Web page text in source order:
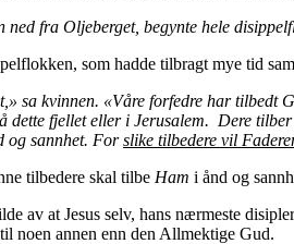
fra Oljeberget, begynte hele
som hadde tilbragt mye tid
sa kvinnen. «Våre forfedre har tilbedt
dette fjellet eller i Jerusalem. Dere
og sannhet. Forslike tilbedere vil
tilbedere skal tilbe Ham i ånd og
av at Jesus selv, hans nærmeste
noen annen enn den Allmektige Gud.